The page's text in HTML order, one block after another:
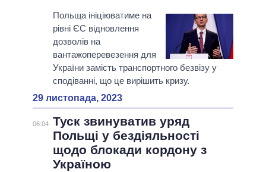
Польща ініціюватиме на
рівні ЄС відновлення
дозволів на
вантажоперевезення для
України замість транспортного безвізу у
сподіванні, що це вирішить кризу.
29 листопада, 2023
06:04 Туск звинуватив уряд
Польщі у бездіяльності
щодо блокади кордону з
Україною